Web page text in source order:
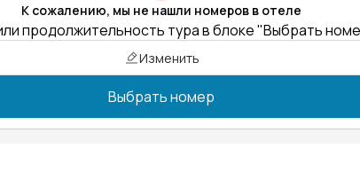
К сожалению, мы не нашли номеров в отеле
продолжительность тура в блоке "Выбрать
Изменить
Выбрать номер